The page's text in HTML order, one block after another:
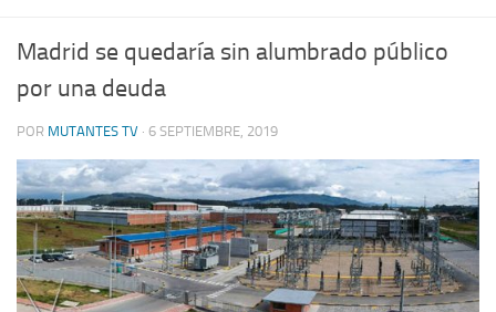
Madrid se quedaría sin alumbrado público
por una deuda
POR MUTANTES TV · 6 SEPTIEMBRE, 2019